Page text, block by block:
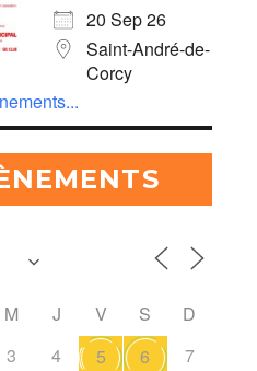
20 Sep 26
Saint-André-de-
Corcy
M J V S
D
3 4 5 6
7